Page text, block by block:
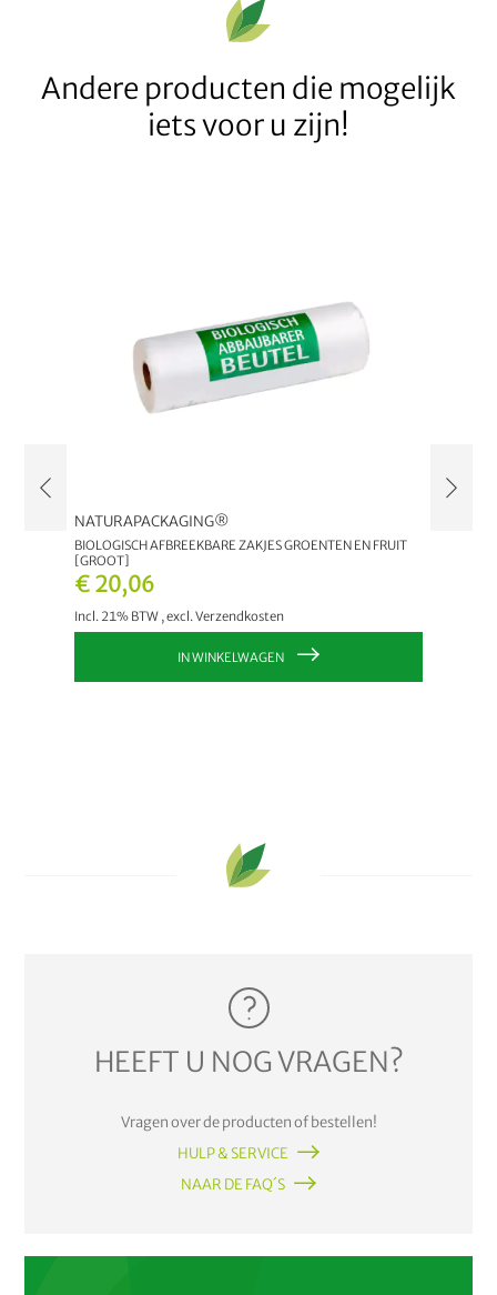
Andere producten die mogelijk
iets voor u zijn!
€ 20,06
Incl. 21% BTW ,excl.Verzendkosten
NATURAPACKAGING®
BIOLOGISCH AFBREEKBARE ZAKJES GROENTEN EN FRUIT
[GROOT]
IN WINKELWAGEN
HEEFT U NOG VRAGEN?
Vragen over de producten of bestellen!
HULP & SERVICE
NAAR DE FAQ´S